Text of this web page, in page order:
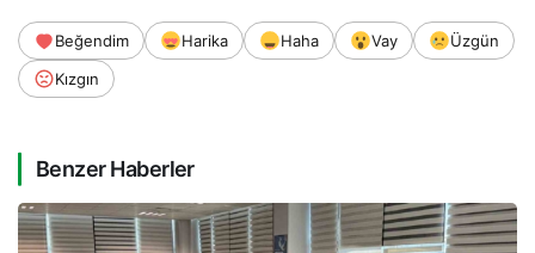
Beğendim Harika Haha Vay
Üzgün
Kızgın
Benzer Haberler